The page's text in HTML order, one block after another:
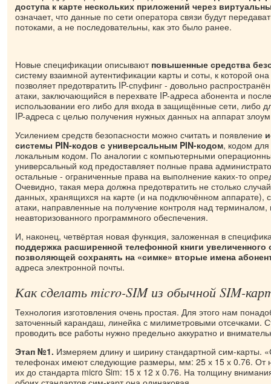
доступа к карте нескольких приложений через
означает, что данные по сети оператора связи будут
потоками, а не последовательны, как это было ранее.
Новые спецификации описывают повышенные средства
систему взаимной аутентификации карты и соты, к которой
позволяет предотвратить IP-спуфинг - довольно
атаки, заключающийся в перехвате IP-адреса абонента и
использовании его либо для входа в защищённые сети, либо
IP-адреса с целью получения нужных данных на аппарат
Усилением средств безопасности можно считать и появление
системы PIN-кодов с универсальным PIN-кодом, кодом
локальным кодом. По аналогии с компьютерными
универсальный код предоставляет полные права
остальные - ограниченные права на выполнение каких-то
Очевидно, такая мера должна предотвратить не столько
данных, хранящихся на карте (и на подключённом аппарате),
атаки, направленные на получение контроля над
неавторизованного программного обеспечения.
И, наконец, четвёртая новая функция, заложенная в
поддержка расширенной телефонной книги увеличенного
позволяющей сохранять на «симке» вторые имена
адреса электронной почты.
Как сделать micro-SIM из обычной SIM-
Технология изготовления очень простая. Для этого нам
заточенный карандаш, линейка с милиметровыми отсечками.
проводить все работы нужно предельно аккуратно и
Этап №1. Измеряем длину и ширину стандартной сим-карты.
телефонах имеют следующие размеры, мм: 25 х 15 х 0.76. От
их до стандарта micro Sim: 15 x 12 x 0.76. На толщину